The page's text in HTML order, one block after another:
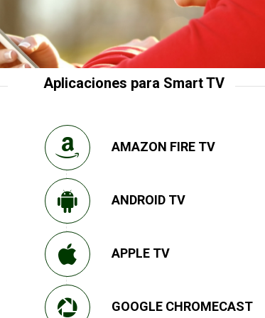
Aplicaciones para Smart TV
AMAZON FIRE TV
ANDROID TV
APPLE TV
GOOGLE CHROMECAST